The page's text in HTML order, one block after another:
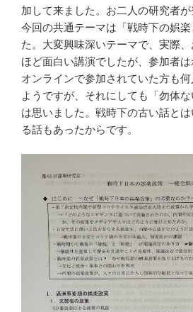
加して来ました。お二人の研究者が
今回の共通テーマは「戦時下の娯
た。大変興味深いテーマで、実際
ほど面白い講演でしたが、参加者は
オンラインで参加されていた方も
ようですが、それにしても「勿体
は思いました。戦時下の古い話と
る話もあったからです。